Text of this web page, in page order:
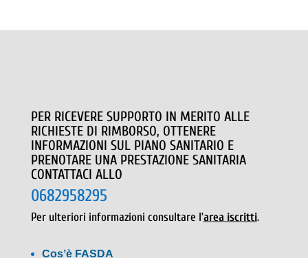
PER RICEVERE SUPPORTO IN MERITO ALLE
RICHIESTE DI RIMBORSO, OTTENERE
INFORMAZIONI SUL PIANO SANITARIO E
PRENOTARE UNA PRESTAZIONE SANITARIA
CONTATTACI ALLO
0682958295
Per ulteriori informazioni consultare l’area iscritti.
Cos’è FASDA